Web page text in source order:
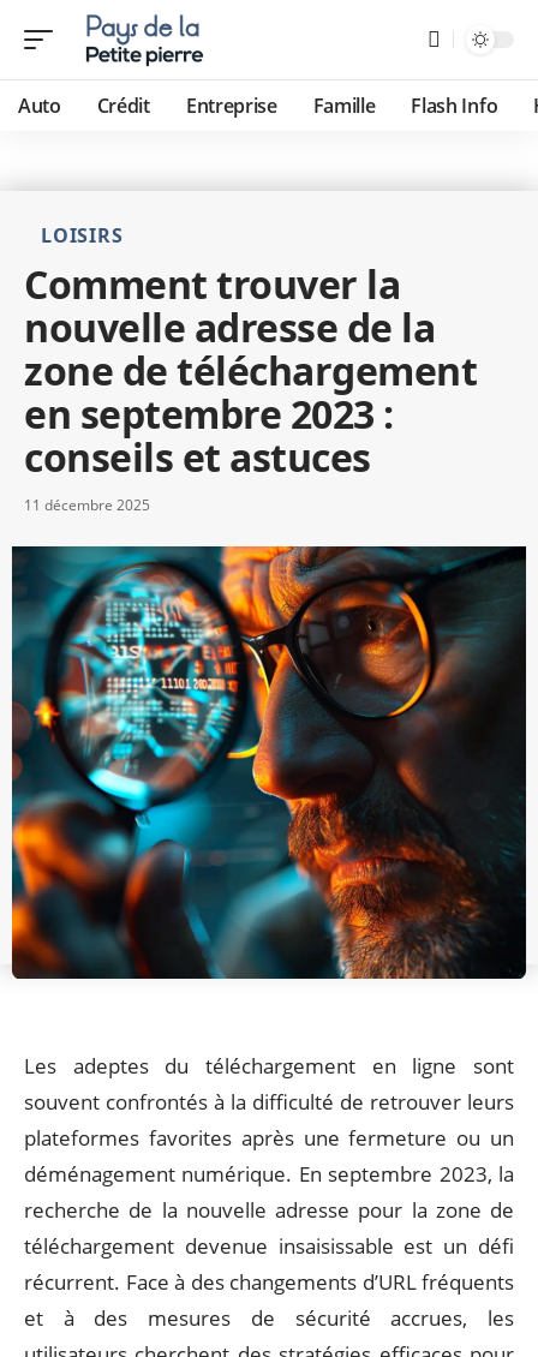
Auto Crédit Entreprise Famille Flash Info
LOISIRS
Comment trouver la
nouvelle adresse de la
zone de téléchargement
en septembre 2023 :
conseils et astuces
11 décembre 2025
Les adeptes du téléchargement en ligne sont
souvent confrontés à la difficulté de retrouver leurs
plateformes favorites après une fermeture ou un
déménagement numérique. En septembre 2023, la
recherche de la nouvelle adresse pour la zone de
téléchargement devenue insaisissable est un défi
récurrent. Face à des changements d’URL fréquents
et à des mesures de sécurité accrues, les